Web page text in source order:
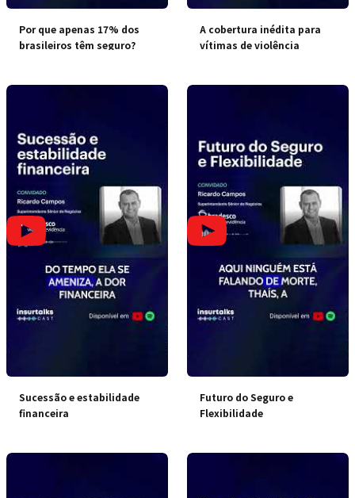
Por que apenas 17% dos
brasileiros têm seguro?
A cobertura inédita para
vítimas de violência
Sucessão e estabilidade
financeira
Futuro do Seguro e
Flexibilidade